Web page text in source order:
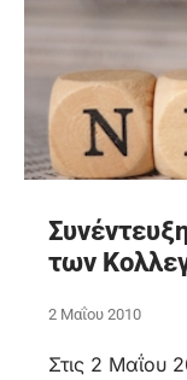
των
2 Μαΐου 2010
Στις 2 Μαΐου